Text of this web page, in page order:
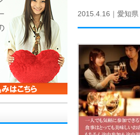
2015.4.16｜ 愛知県